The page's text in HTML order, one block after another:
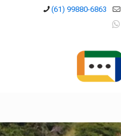
(61) 99880-6863